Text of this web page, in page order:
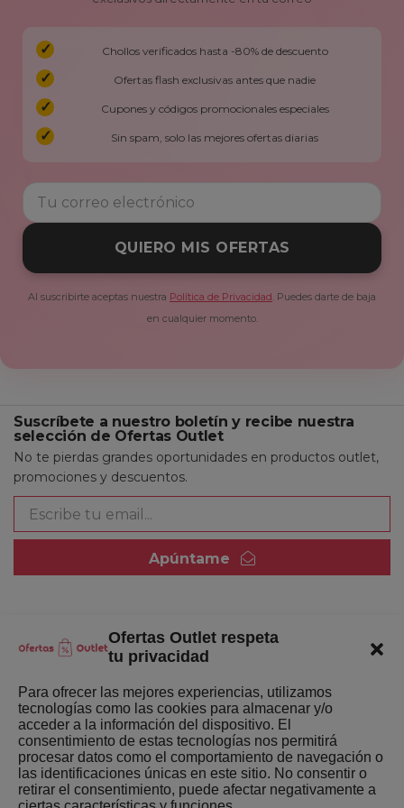
Ofertas Outlet respeta
tu privacidad
Para ofrecer las mejores experiencias, utilizamos
tecnologías como las cookies para almacenar y/o
acceder a la información del dispositivo. El
consentimiento de estas tecnologías nos permitirá
procesar datos como el comportamiento de navegación o
las identificaciones únicas en este sitio. No consentir o
retirar el consentimiento, puede afectar negativamente a
Chollos verificados hasta -80% de descuento
Ofertas flash exclusivas antes que nadie
Cupones y códigos promocionales especiales
Sin spam, solo las mejores ofertas diarias
QUIERO MIS OFERTAS
Al suscribirte aceptas nuestra Política de Privacidad. Puedes darte de baja
en cualquier momento.
Suscríbete a nuestro boletín y recibe nuestra
selección de Ofertas Outlet
No te pierdas grandes oportunidades en productos outlet,
promociones y descuentos.
Apúntame
Quienes somos
Últimas Novedades
Mejores ofertas de la semana